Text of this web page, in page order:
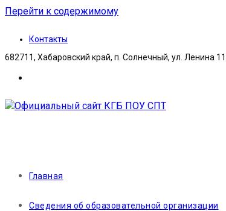
Перейти к содержимому
Контакты
682711, Хабаровский край, п. Солнечный, ул. Ленина
Главная
Сведения об образовательной организации